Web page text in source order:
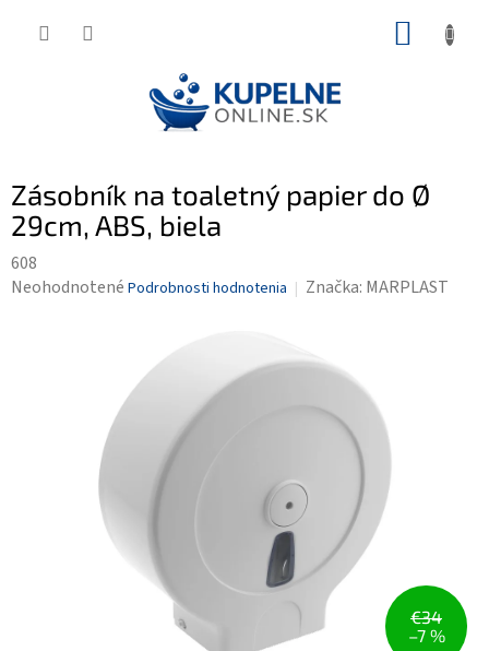
Zásobník na toaletný papier do Ø
29cm, ABS, biela
608
Priemerné
Neohodnotené Podrobnosti hodnotenia Značka: MARPLAST
€34
–7 %